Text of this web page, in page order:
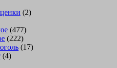
(2)
(477)
(222)
(17)
(4)